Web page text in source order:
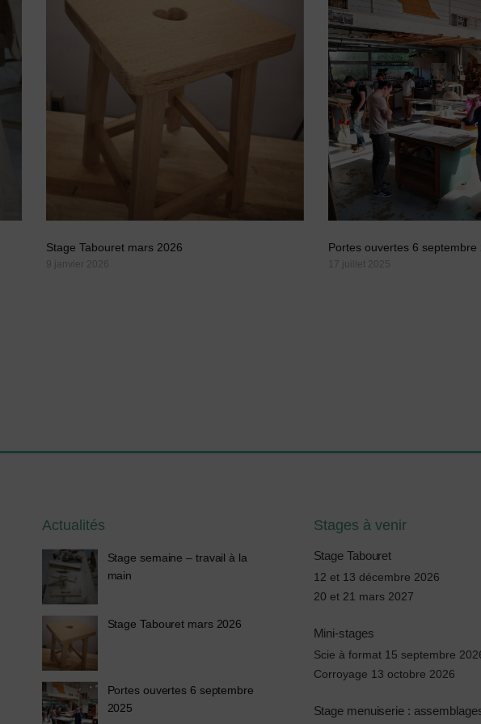
Stage Tabouret mars 2026
9 janvier 2026
Portes ouvertes 6 septembre
17 juillet 2025
Actualités
Stage semaine – travail à la
main
Stage Tabouret mars 2026
Portes ouvertes 6 septembre
2025
Stages à venir
Stage Tabouret
12 et 13 décembre 2026
20 et 21 mars 2027
Mini-stages
Scie à format 15 septembre
Corroyage 13 octobre 2026
Stage menuiserie :